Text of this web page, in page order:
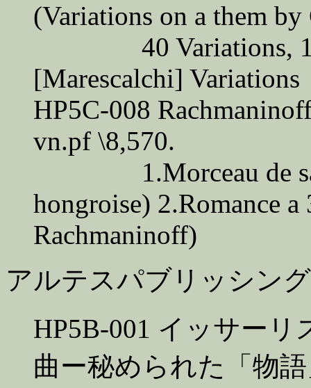
(Variations on a them
40 Variations, 17
[Marescalchi] Variations
HP5C-008
vn.pf \8,570.
1.Morceau de
hongroise) 2.Romance
Rachmaninoff)
アルテスパブリッシン
HP5B-001 イッサー
曲ー秘められた「物